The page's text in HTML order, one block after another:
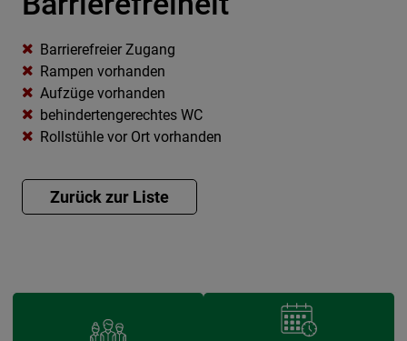
Barrierefreier Zugang
Rampen vorhanden
Aufzüge vorhanden
behindertengerechtes WC
Rollstühle vor Ort vorhanden